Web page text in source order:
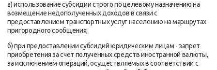
а) использование субсидии строго по целевому назначению на
возмещение недополученных доходов в связи с
предоставлением транспортных услуг населению на маршрутах
пригородного сообщения;
б) при предоставлении субсидий юридическим лицам - запрет
приобретения за счет полученных средств иностранной валюты,
за исключением операций, осуществляемых в соответствии с